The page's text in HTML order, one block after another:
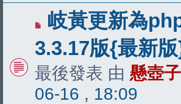
有
新
文
章
岐黃更新為
3.3.17版{最新
最後發表 由 懸壺子
06-16 , 18:09